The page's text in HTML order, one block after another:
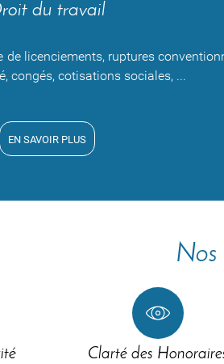
du travail
de licenciements, ruptures
congés, cotisations sociales, ...
EN SAVOIR PLUS
Nos
Clarté des